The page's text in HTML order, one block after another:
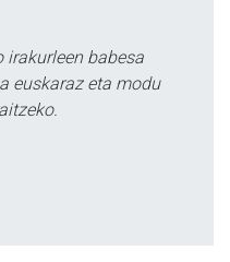
irakurleen babesa
euskaraz eta modu